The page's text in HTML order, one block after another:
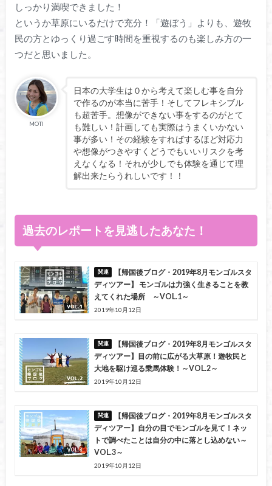
しっかり満喫できました！
というか草原にいるだけで充分！「遊ぼう」よりも、遊牧
民の方とゆっくり過ごす時間を重視するのも楽しみ方の一
つだと思いました。
MOTI
日本の大学生は０から考えて楽しむ事を自分
で作るのが本当に苦手！そしてフレキシブル
も超苦手。想像ができない事をするのがとて
も難しい！計画しても実際はうまくいかない
事が多い！その経験をすればするほど対応力
や想像がつきやすくどうでもいいリスクを考
えなくなる！それが少しでも体験を通じて理
解出来たらうれしいです！！
過去のレポートを見逃したあなた！
【帰国後ブログ・2019年8月モンゴルスタ
ディツアー】 モンゴルは力強く生きることを教
えてくれた場所 ～VOL.1～
2019年10月12日
【帰国後ブログ・2019年8月モンゴルスタ
ディツアー】目の前に広がる大草原！遊牧民と
大地を駆け巡る乗馬体験！～VOL.2～
2019年10月12日
【帰国後ブログ・2019年8月モンゴルスタ
ディツアー】自分の目でモンゴルを見て！ネッ
トで調べたことは自分の中に落とし込めない～
VOL.3～
2019年10月12日